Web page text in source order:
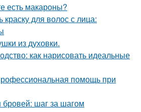
есть макароны?
краску для волос с лица:
из духовки.
как нарисовать идеальные
помощь при
шаг за шагом